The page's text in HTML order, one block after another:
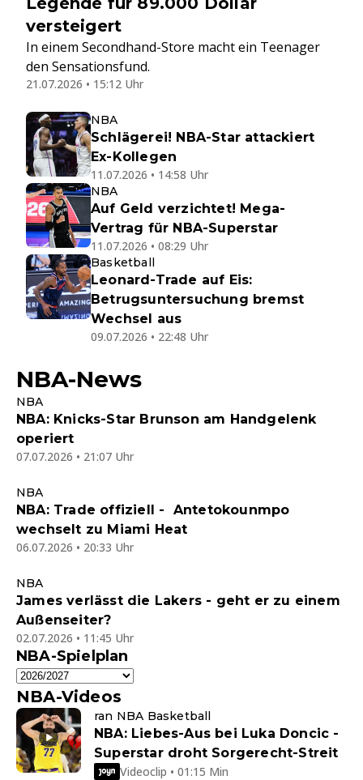
versteigert
In einem Secondhand-Store macht ein Teenager
den Sensationsfund.
21.07.2026 • 15:12 Uhr
NBA
Schlägerei! NBA-Star attackiert
Ex-Kollegen
11.07.2026 • 14:58 Uhr
NBA
Auf Geld verzichtet! Mega-
Vertrag für NBA-Superstar
11.07.2026 • 08:29 Uhr
Basketball
Leonard-Trade auf Eis:
Betrugsuntersuchung bremst
Wechsel aus
09.07.2026 • 22:48 Uhr
NBA-News
NBA
NBA: Knicks-Star Brunson am Handgelenk
operiert
07.07.2026 • 21:07 Uhr
NBA
NBA: Trade offiziell - Antetokounmpo
wechselt zu Miami Heat
06.07.2026 • 20:33 Uhr
NBA
James verlässt die Lakers - geht er zu einem
Außenseiter?
02.07.2026 • 11:45 Uhr
NBA-Spielplan
NBA-Videos
ran NBA Basketball
NBA: Liebes-Aus bei Luka Doncic -
Superstar droht Sorgerecht-Streit
Videoclip • 01:15 Min